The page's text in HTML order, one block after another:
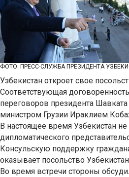
ФОТО: ПРЕСС-СЛУЖБА ПРЕЗИДЕНТА
Узбекистан откроет свое
Соответствующая
переговоров президента
министром Грузии Ираклием
В настоящее время Узбекистан
дипломатического
Консульскую поддержку
оказывает посольство
Во время встречи стороны